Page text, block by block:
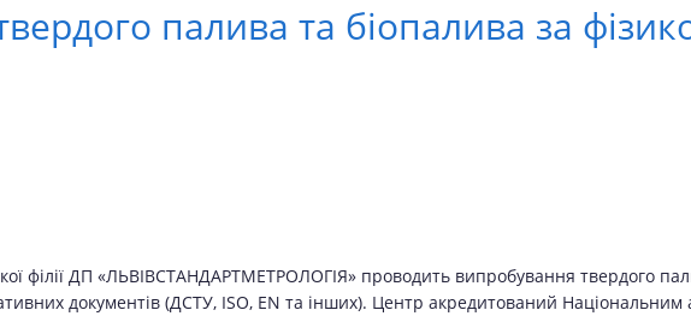
палива та біопалива за
філії ДП «ЛЬВІВСТАНДАРТМЕТРОЛОГІЯ» проводить випробування твердого
документів (ДСТУ, ISO, EN та інших). Центр акредитований Національним